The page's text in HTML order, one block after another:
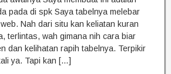
pada di spk Saya tabelnya melebar
Nah dari situ kan keliatan kuran
terlintas, wah gimana nih cara biar
dan kelihatan rapih tabelnya. Terpikir
ya. Tapi kan […]